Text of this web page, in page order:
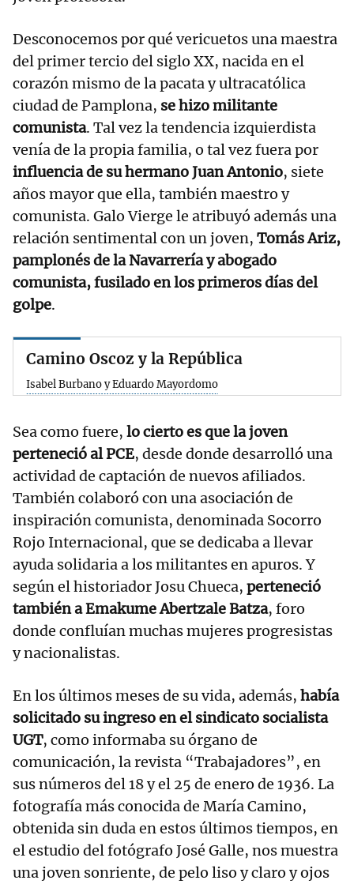
Desconocemos por qué vericuetos una maestra
del primer tercio del siglo XX, nacida en el
corazón mismo de la pacata y ultracatólica
ciudad de Pamplona, se hizo militante
comunista. Tal vez la tendencia izquierdista
venía de la propia familia, o tal vez fuera por
influencia de su hermano Juan Antonio, siete
años mayor que ella, también maestro y
comunista. Galo Vierge le atribuyó además una
relación sentimental con un joven, Tomás Ariz,
pamplonés de la Navarrería y abogado
comunista, fusilado en los primeros días del
golpe.
Camino Oscoz y la República
Isabel Burbano y Eduardo Mayordomo
Sea como fuere, lo cierto es que la joven
perteneció al PCE, desde donde desarrolló una
actividad de captación de nuevos afiliados.
También colaboró con una asociación de
inspiración comunista, denominada Socorro
Rojo Internacional, que se dedicaba a llevar
ayuda solidaria a los militantes en apuros. Y
según el historiador Josu Chueca, perteneció
también a Emakume Abertzale Batza, foro
donde confluían muchas mujeres progresistas
y nacionalistas.
En los últimos meses de su vida, además, había
solicitado su ingreso en el sindicato socialista
UGT, como informaba su órgano de
comunicación, la revista “Trabajadores”, en
sus números del 18 y el 25 de enero de 1936. La
fotografía más conocida de María Camino,
obtenida sin duda en estos últimos tiempos, en
el estudio del fotógrafo José Galle, nos muestra
una joven sonriente, de pelo liso y claro y ojos